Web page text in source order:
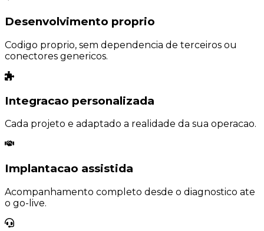
Desenvolvimento proprio
Codigo proprio, sem dependencia de terceiros ou
conectores genericos.
Integracao personalizada
Cada projeto e adaptado a realidade da sua operacao.
Implantacao assistida
Acompanhamento completo desde o diagnostico ate
o go-live.